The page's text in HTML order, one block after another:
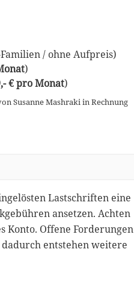
/ ohne Aufpreis)
)
€ pro Monat)
Susanne Mashraki in Rechnung
Lastschriften eine
ansetzen. Achten
Konto. Offene Forderungen
dadurch entstehen weitere